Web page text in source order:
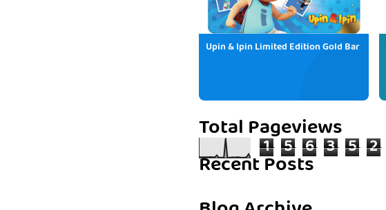
Upin & Ipin Limited Edition Gold Bar
Total Pageviews
1 5 6 3 5 2
Recent Posts